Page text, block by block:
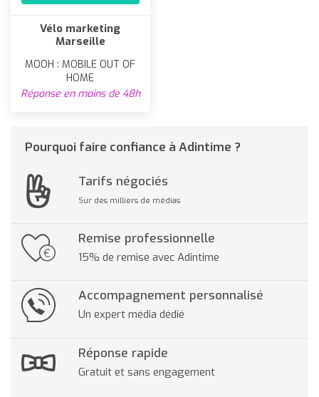
Vélo marketing
Marseille
MOOH : MOBILE OUT OF
HOME
Réponse en moins de 48h
Pourquoi faire confiance à Adintime ?
Tarifs négociés
Sur des milliers de médias
Remise professionnelle
15% de remise avec Adintime
Accompagnement personnalisé
Un expert média dédié
Réponse rapide
Gratuit et sans engagement